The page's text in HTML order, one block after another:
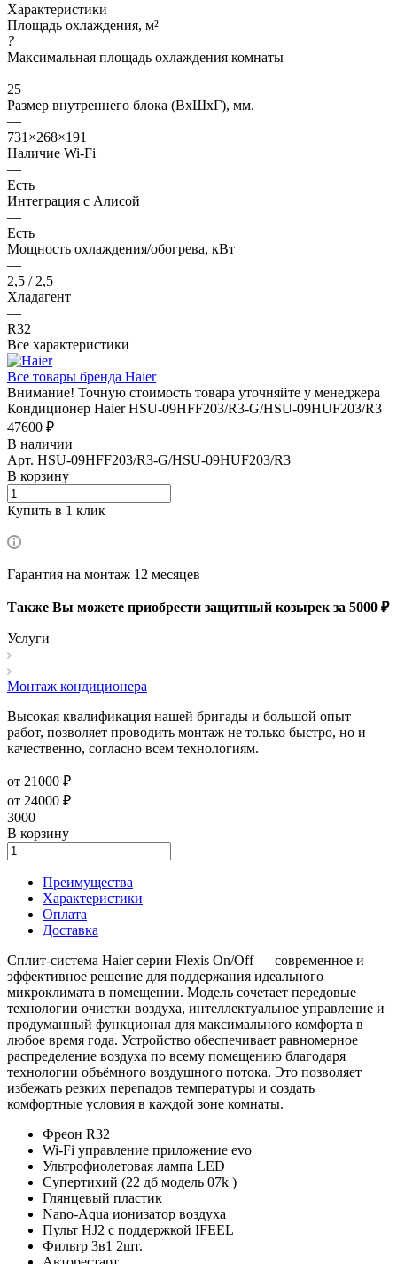
Характеристики
Площадь охлаждения, м²
?
Максимальная площадь охлаждения комнаты
—
25
Размер внутреннего блока (ВхШхГ), мм.
—
731×268×191
Наличие Wi-Fi
—
Есть
Интеграция с Алисой
—
Есть
Мощность охлаждения/обогрева, кВт
—
2,5 / 2,5
Хладагент
—
R32
Все характеристики
Все товары бренда Haier
Внимание! Точную стоимость товара уточняйте у менеджера
Кондиционер Haier HSU-09HFF203/R3-G/HSU-09HUF203/R3
47600 ₽
В наличии
Арт. HSU-09HFF203/R3-G/HSU-09HUF203/R3
В корзину
Купить в 1 клик
Гарантия на монтаж 12 месяцев
Также Вы можете приобрести защитный козырек за 5000 ₽
Услуги
Монтаж кондиционера
Высокая квалификация нашей бригады и большой опыт
работ, позволяет проводить монтаж не только быстро, но и
качественно, согласно всем технологиям.
от 21000 ₽
от 24000 ₽
3000
В корзину
Преимущества
Характеристики
Оплата
Доставка
Сплит‑система Haier серии Flexis On/Off — современное и
эффективное решение для поддержания идеального
микроклимата в помещении. Модель сочетает передовые
технологии очистки воздуха, интеллектуальное управление и
продуманный функционал для максимального комфорта в
любое время года. Устройство обеспечивает равномерное
распределение воздуха по всему помещению благодаря
технологии объёмного воздушного потока. Это позволяет
избежать резких перепадов температуры и создать
комфортные условия в каждой зоне комнаты.
Фреон R32
Wi-Fi управление приложение evo
Ультрофиолетовая лампа LED
Супертихий (22 дб модель 07k )
Глянцевый пластик
Nano-Aqua ионизатор воздуха
Пульт HJ2 с поддержкой IFEEL
Фильтр 3в1 2шт.